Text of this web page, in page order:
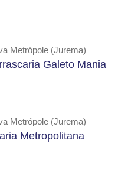
Metrópole (Jurema)
Galeto Mania
Metrópole (Jurema)
Metropolitana